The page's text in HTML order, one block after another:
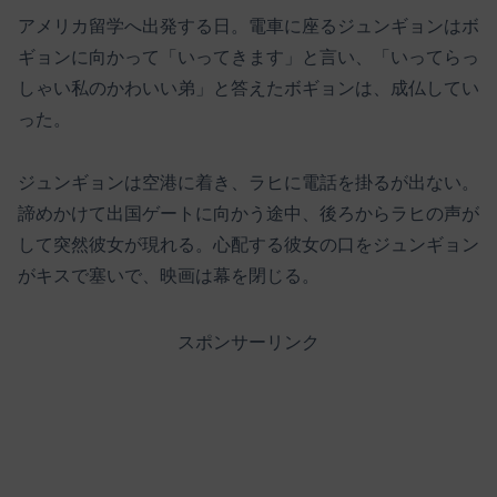
アメリカ留学へ出発する日。電車に座るジュンギョンはボ
ギョンに向かって「いってきます」と言い、「いってらっ
しゃい私のかわいい弟」と答えたボギョンは、成仏してい
った。
ジュンギョンは空港に着き、ラヒに電話を掛るが出ない。
諦めかけて出国ゲートに向かう途中、後ろからラヒの声が
して突然彼女が現れる。心配する彼女の口をジュンギョン
がキスで塞いで、映画は幕を閉じる。
スポンサーリンク